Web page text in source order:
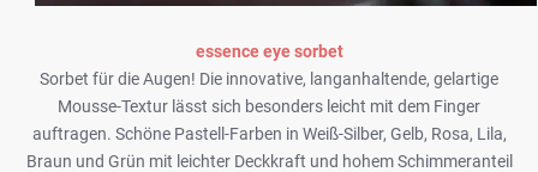
essence eye sorbet
Sorbet für die Augen! Die innovative, langanhaltende, gelartige
Mousse-Textur lässt sich besonders leicht mit dem Finger
auftragen. Schöne Pastell-Farben in Weiß-Silber, Gelb, Rosa, Lila,
Braun und Grün mit leichter Deckkraft und hohem Schimmeranteil